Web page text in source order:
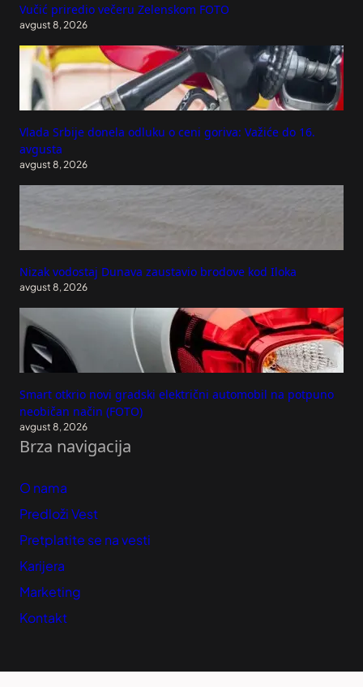
Vučić priredio večeru Zelenskom FOTO
avgust 8, 2026
Vlada Srbije donela odluku o ceni goriva: Važiće do 16.
avgusta
avgust 8, 2026
Nizak vodostaj Dunava zaustavio brodove kod Iloka
avgust 8, 2026
Smart otkrio novi gradski električni automobil na potpuno
neobičan način (FOTO)
avgust 8, 2026
Brza navigacija
O nama
Predloži Vest
Pretplatite se na vesti
Karijera
Marketing
Kontakt